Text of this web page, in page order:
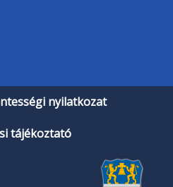
nyilatkozat
tájékoztató